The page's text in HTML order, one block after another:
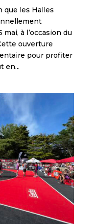
que les Halles
à l’occasion du
ouverture
pour profiter
en...